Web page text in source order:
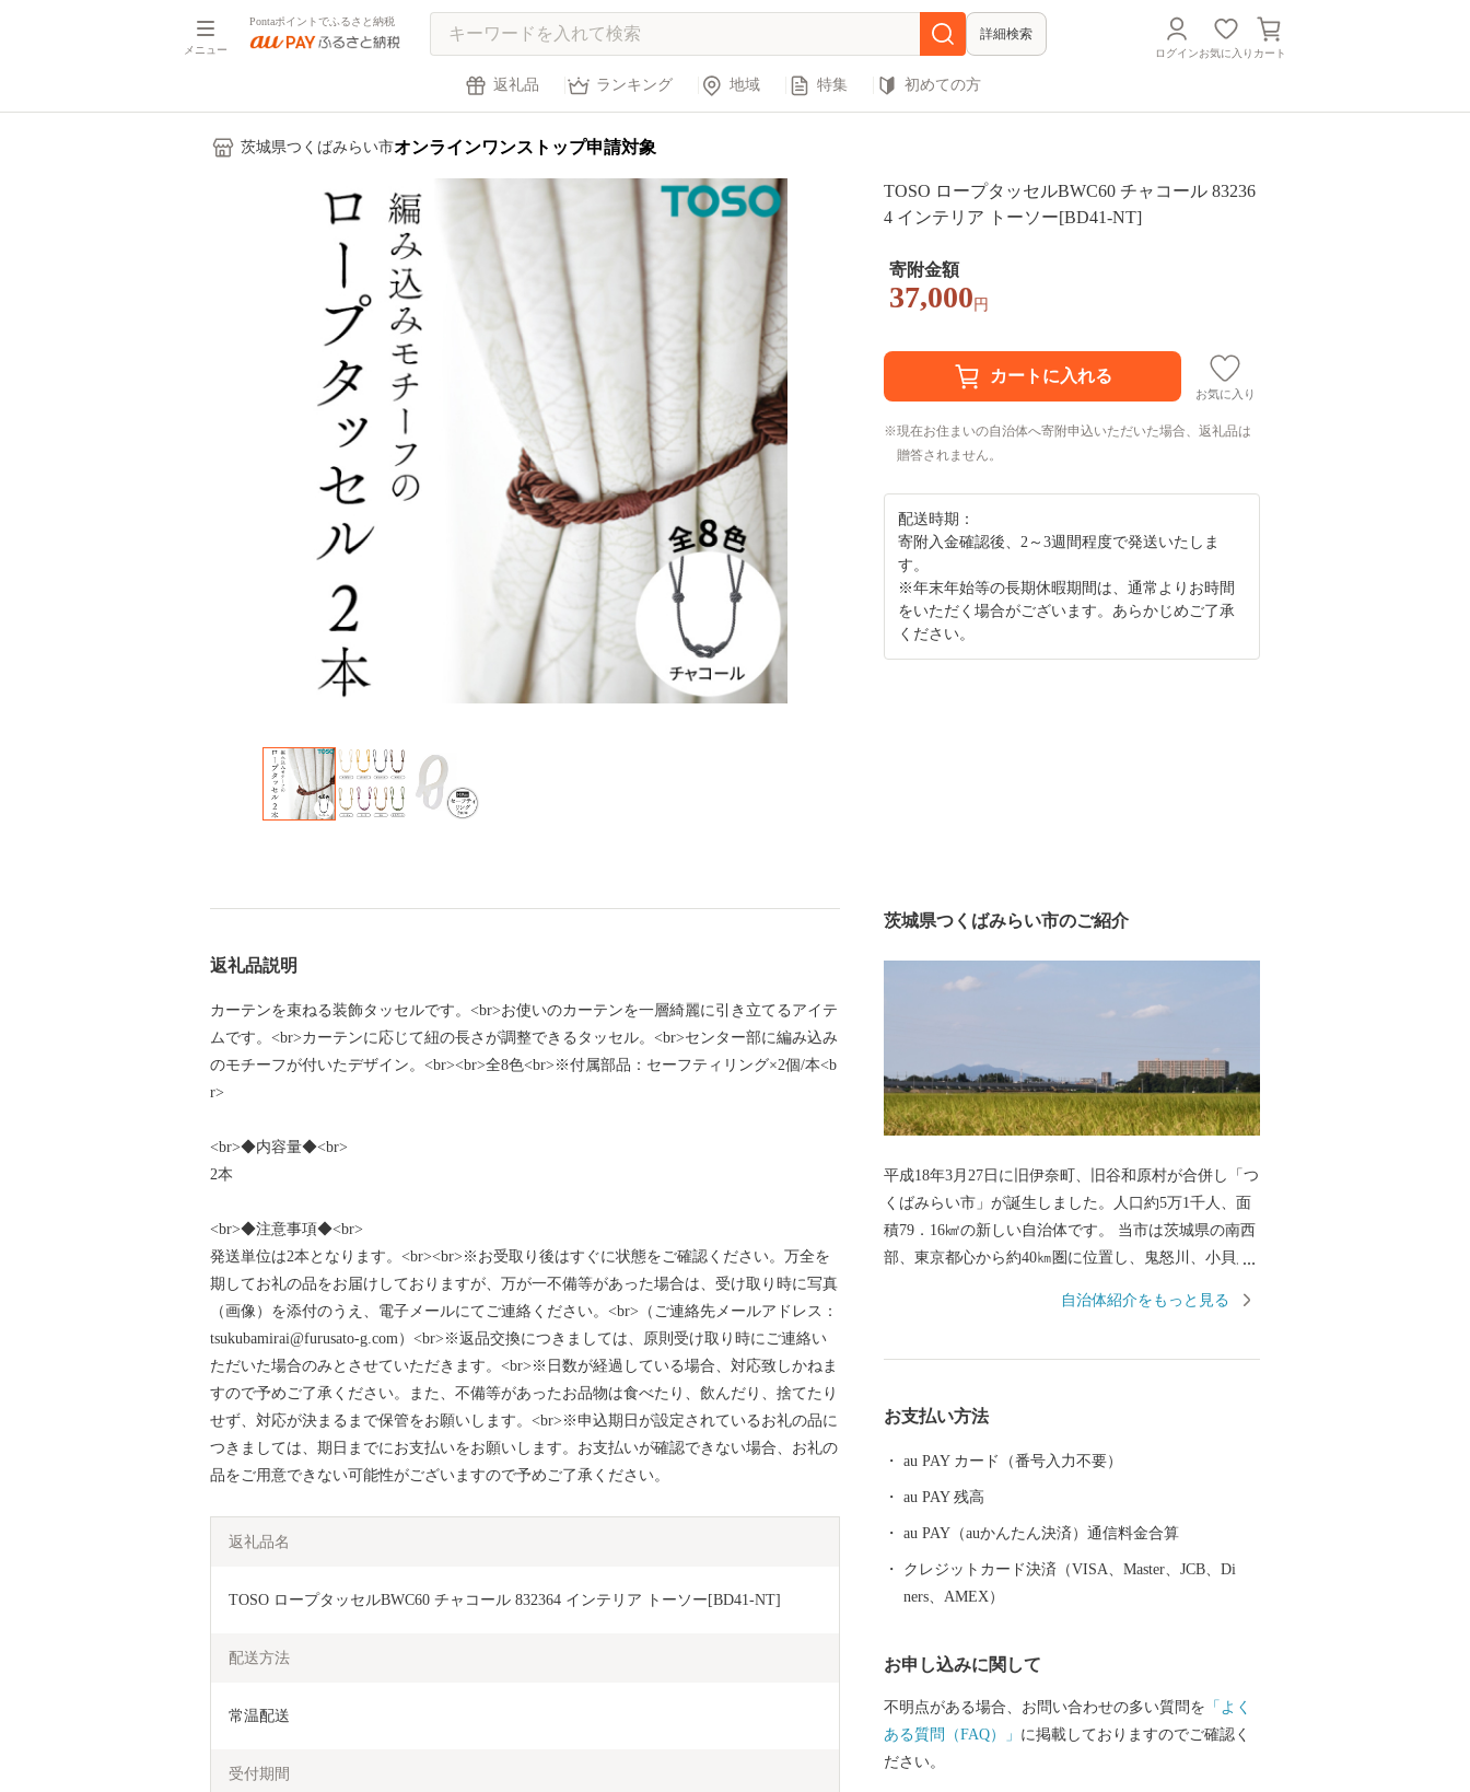
メニュー
Pontaポイントでふるさと納税
詳細検索
ログインお気に入り カート
返礼品 ランキング 地域 特集 初めての方
茨城県つくばみらい市オンラインワンストップ申請対象
TOSO ロープタッセルBWC60 チャコール 83236
4 インテリア トーソー[BD41-NT]
寄附金額
37,000 円
お気に入り
現在お住まいの自治体へ寄附申込いただいた場合、返礼品は
贈答されません。
配送時期：
寄附入金確認後、2～3週間程度で発送いたしま
す。
※年末年始等の長期休暇期間は、通常よりお時間
をいただく場合がございます。あらかじめご了承
ください。
返礼品説明
カーテンを束ねる装飾タッセルです。<br>お使いのカーテンを一層綺麗に引き立てるアイテ
ムです。<br>カーテンに応じて紐の長さが調整できるタッセル。<br>センター部に編み込み
のモチーフが付いたデザイン。<br><br>全8色<br>※付属部品：セーフティリング×2個/本<b
r>
<br>◆内容量◆<br>
2本
<br>◆注意事項◆<br>
発送単位は2本となります。<br><br>※お受取り後はすぐに状態をご確認ください。万全を
期してお礼の品をお届けしておりますが、万が一不備等があった場合は、受け取り時に写真
（画像）を添付のうえ、電子メールにてご連絡ください。<br>（ご連絡先メールアドレス：
tsukubamirai@furusato-g.com）<br>※返品交換につきましては、原則受け取り時にご連絡い
ただいた場合のみとさせていただきます。<br>※日数が経過している場合、対応致しかねま
すので予めご了承ください。また、不備等があったお品物は食べたり、飲んだり、捨てたり
せず、対応が決まるまで保管をお願いします。<br>※申込期日が設定されているお礼の品に
つきましては、期日までにお支払いをお願いします。お支払いが確認できない場合、お礼の
品をご用意できない可能性がございますので予めご了承ください。
返礼品名
TOSO ロープタッセルBWC60 チャコール 832364 インテリア トーソー[BD41-NT]
配送方法
常温配送
受付期間
茨城県つくばみらい市のご紹介
平成18年3月27日に旧伊奈町、旧谷和原村が合併し「つ
くばみらい市」が誕生しました。人口約5万1千人、面
積79．16㎢の新しい自治体です。 当市は茨城県の南西
部、東京都心から約40㎞圏に位置し、鬼怒川、小貝川
田地帯が広がり、丘陵部は、畑地、4つのゴルフ場、住
し谷和原ICがあり交通の利便がはかられています。 鉄
道網では、関東鉄道常総線や首都圏新都市高速鉄道
秋葉原まで最速で40分、つくばまでは12分で結ばれま
した。 みらい平駅周辺では県主体の優良な住宅地開発
が進みマンションなどが整備され、新しいまちづくり
や茨城百景に名を連ねる「福岡堰の桜並木」、さらに
間宮海峡を発見した偉大な探検家・測量家である「間
宮林蔵」の生家や記念館など、多くの観光名所があり
自治体紹介をもっと見る
お支払い方法
au PAY カード（番号入力不要）
au PAY 残高
au PAY（auかんたん決済）通信料金合算
クレジットカード決済（VISA、Master、JCB、Di
ners、AMEX）
お申し込みに関して
不明点がある場合、お問い合わせの多い質問を 「よく
ある質問（FAQ）」 に掲載しておりますのでご確認く
ださい。